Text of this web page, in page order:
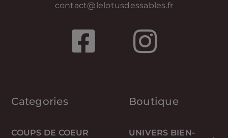
contact@lelotusdessables.fr
Categories
COUPS DE COEUR
Boutique
UNIVERS BIEN-